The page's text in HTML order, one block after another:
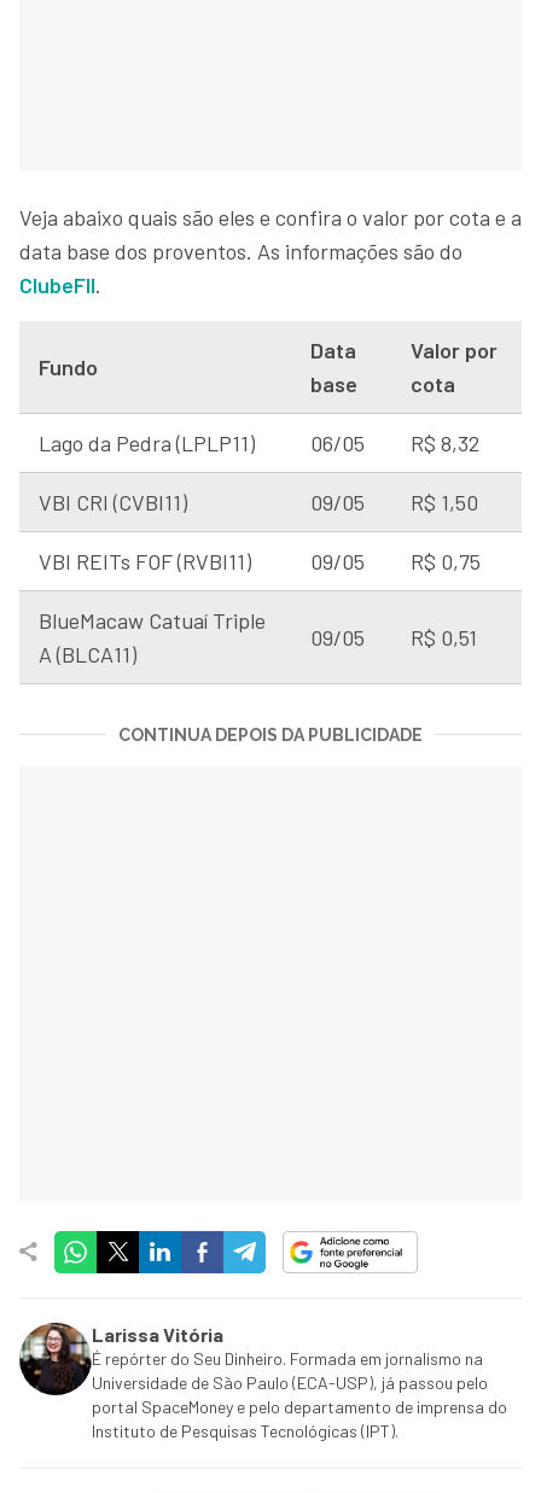
Veja abaixo quais são eles e confira o valor por cota e a
data base dos proventos. As informações são do
ClubeFII.
Fundo
Data
base
Valor por
cota
Lago da Pedra (LPLP11) 06/05 R$ 8,32
VBI CRI (CVBI11) 09/05 R$ 1,50
VBI REITs FOF (RVBI11) 09/05 R$ 0,75
BlueMacaw Catuaí Triple
A (BLCA11)
09/05 R$ 0,51
CONTINUA DEPOIS DA PUBLICIDADE
Larissa Vitória
É repórter do Seu Dinheiro. Formada em jornalismo na
Universidade de São Paulo (ECA-USP), já passou pelo
portal SpaceMoney e pelo departamento de imprensa do
Instituto de Pesquisas Tecnológicas (IPT).